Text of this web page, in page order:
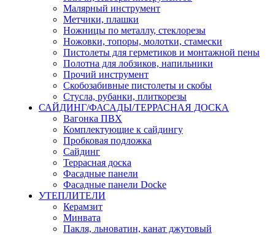
Малярный инструмент
Метчики, плашки
Ножницы по металлу, стеклорезы
Ножовки, топоры, молотки, стамески
Пистолеты для герметиков и монтажной пены
Полотна для лобзиков, напильники
Прочий инструмент
Скобозабивные пистолеты и скобы
Стусла, рубанки, плиткорезы
САЙДИНГ/ФАСАДЫ/ТЕРРАСНАЯ ДОСКА
Вагонка ПВХ
Комплектующие к сайдингу
Пробковая подложка
Сайдинг
Террасная доска
Фасадные панели
Фасадные панели Docke
УТЕПЛИТЕЛИ
Керамзит
Минвата
Пакля, льноватин, канат джутовый